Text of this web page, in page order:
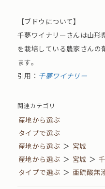
【ブドウについて】
千夢ワイナリーさんは山形
を栽培している農家さんの
ます。
引用： 千夢ワイナリー
関連カテゴリ
産地から選ぶ
タイプで選ぶ
産地から選ぶ ＞ 宮城
産地から選ぶ ＞ 宮城 ＞
タイプで選ぶ ＞ 亜硫酸無